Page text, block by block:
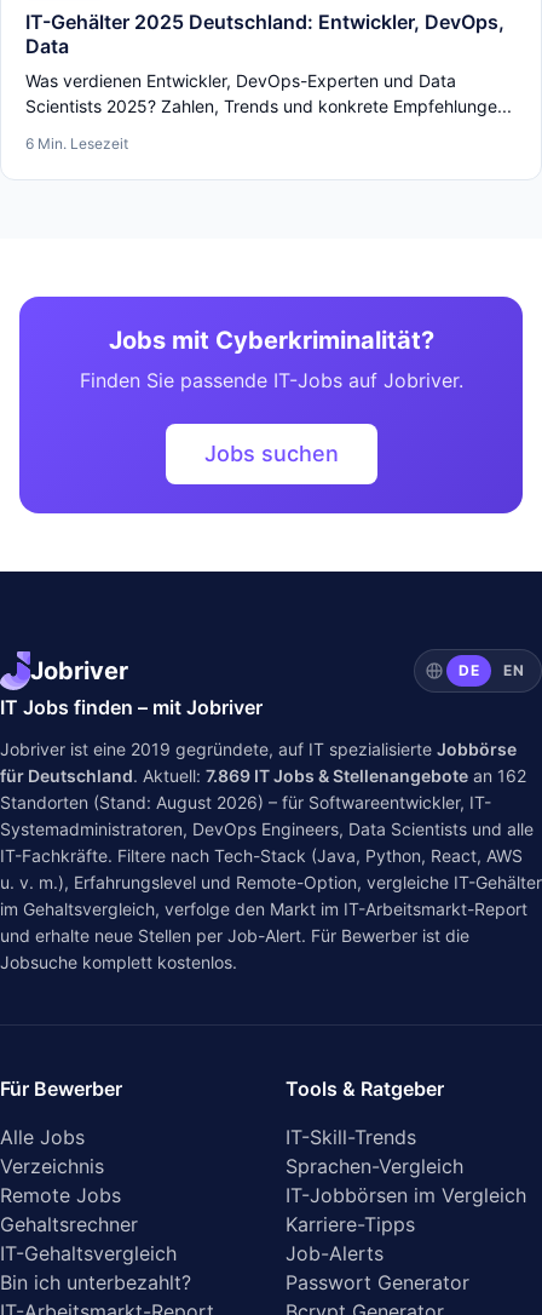
IT-Gehälter 2025 Deutschland: Entwickler, DevOps,
Data
Was verdienen Entwickler, DevOps-Experten und Data
Scientists 2025? Zahlen, Trends und konkrete Empfehlunge...
6 Min. Lesezeit
Jobs mit Cyberkriminalität?
Finden Sie passende IT-Jobs auf Jobriver.
Jobs suchen
Jobriver DE EN
IT Jobs finden – mit Jobriver
Jobriver ist eine 2019 gegründete, auf IT spezialisierte Jobbörse
für Deutschland. Aktuell: 7.869 IT Jobs & Stellenangebote an 162
Standorten (Stand: August 2026) – für Softwareentwickler, IT-
Systemadministratoren, DevOps Engineers, Data Scientists und alle
IT-Fachkräfte. Filtere nach Tech-Stack (Java, Python, React, AWS
u. v. m.), Erfahrungslevel und Remote-Option, vergleiche IT-Gehälter
im Gehaltsvergleich, verfolge den Markt im IT-Arbeitsmarkt-Report
und erhalte neue Stellen per Job-Alert. Für Bewerber ist die
Jobsuche komplett kostenlos.
Für Bewerber
Alle Jobs
Verzeichnis
Remote Jobs
Gehaltsrechner
IT-Gehaltsvergleich
Bin ich unterbezahlt?
Tools & Ratgeber
IT-Skill-Trends
Sprachen-Vergleich
IT-Jobbörsen im Vergleich
Karriere-Tipps
Job-Alerts
Passwort Generator